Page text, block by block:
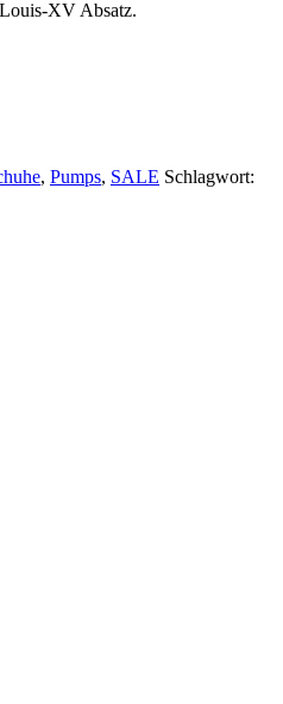
XV Absatz.
, Pumps, SALE Schlagwort: